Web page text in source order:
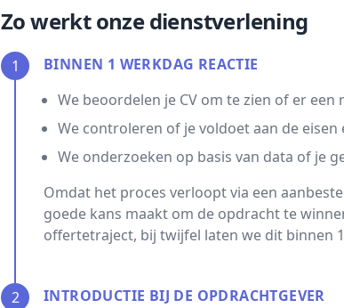
Zo werkt onze dienstverlening
1
BINNEN 1 WERKDAG REACTIE
We beoordelen je CV om te zien of er een
We controleren of je voldoet aan de eisen
We onderzoeken op basis van data of je
Omdat het proces verloopt via een
goede kans maakt om de opdracht te
offertetraject, bij twijfel laten we dit binnen
2
INTRODUCTIE BIJ DE OPDRACHTGEVER